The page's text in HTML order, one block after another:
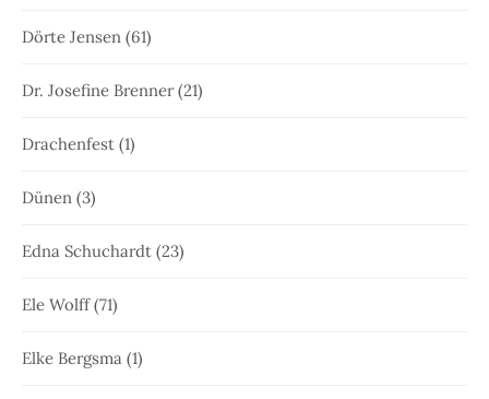
Dörte Jensen (61)
Dr. Josefine Brenner(21)
Drachenfest (1)
Dünen (3)
Edna Schuchardt (23)
Ele Wolff(71)
Elke Bergsma (1)